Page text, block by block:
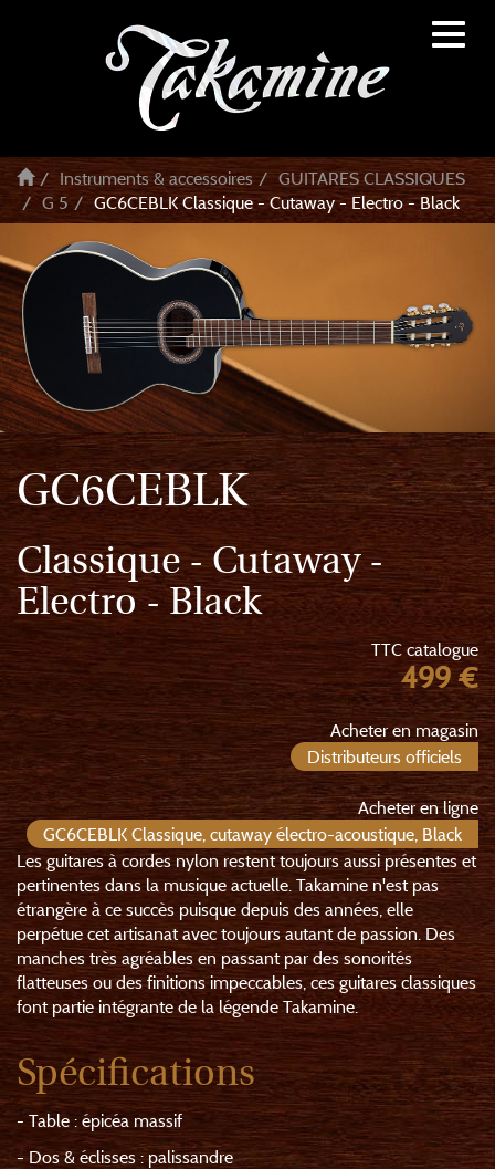
Instruments & accessoires
GUITARES CLASSIQUES
G 5
GC6CEBLK Classique - Cutaway - Electro - Black
GC6CEBLK
Classique - Cutaway -
Electro - Black
TTC catalogue
499 €
Acheter en magasin
Distributeurs officiels
Acheter en ligne
GC6CEBLK Classique, cutaway électro-acoustique, Black
Les guitares à cordes nylon restent toujours aussi présentes et
pertinentes dans la musique actuelle. Takamine n'est pas
étrangère à ce succès puisque depuis des années, elle
perpétue cet artisanat avec toujours autant de passion. Des
manches très agréables en passant par des sonorités
flatteuses ou des finitions impeccables, ces guitares classiques
font partie intégrante de la légende Takamine.
Spécifications
- Table : épicéa massif
- Dos & éclisses : palissandre